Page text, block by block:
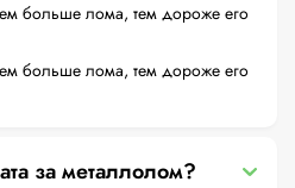
больше лома, тем дороже его
больше лома, тем дороже его
за металлолом?